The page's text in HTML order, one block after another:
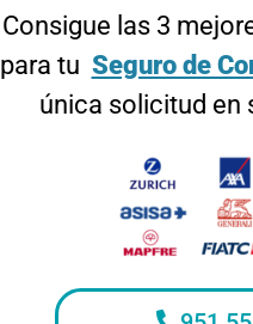
Consigue las 3
para tu Seguro de
única solicitud en